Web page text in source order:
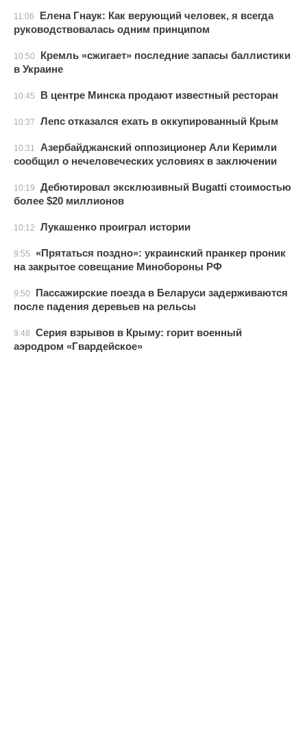
11:06
Елена Гнаук: Как верующий человек, я всегда
руководствовалась одним принципом
10:50
Кремль «сжигает» последние запасы баллистики
в Украине
10:45 В центре Минска продают известный ресторан
10:37 Лепс отказался ехать в оккупированный Крым
10:31
Азербайджанский оппозиционер Али Керимли
сообщил о нечеловеческих условиях в заключении
10:19
Дебютировал эксклюзивный Bugatti стоимостью
более $20 миллионов
10:12 Лукашенко проиграл истории
9:55
«Прятаться поздно»: украинский пранкер проник
на закрытое совещание Минобороны РФ
9:50
Пассажирские поезда в Беларуси задерживаются
после падения деревьев на рельсы
9:48
Серия взрывов в Крыму: горит военный
аэродром «Гвардейское»